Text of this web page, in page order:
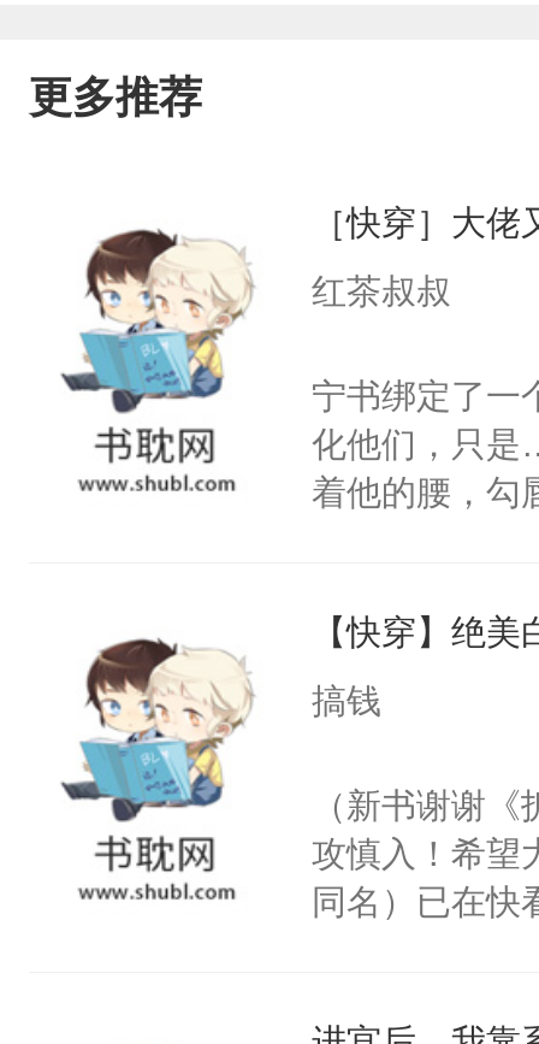
更多推荐
［快穿］大
红茶叔叔
宁书绑定了一
化他们，只是
着他的腰，勾
来，给老公
用力——为你
【快穿】绝
搞钱
（新书谢谢
攻慎入！希望
同名）已在快